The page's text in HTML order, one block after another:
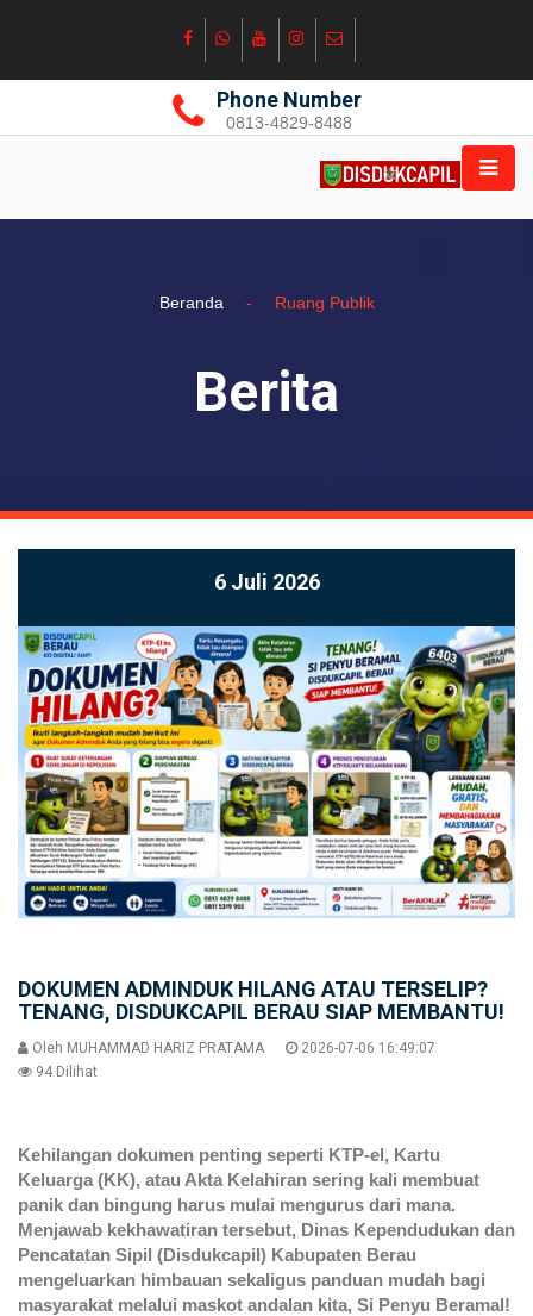
Phone Number
0813-4829-8488
Beranda - Ruang Publik
Berita
6 Juli 2026
DOKUMEN ADMINDUK HILANG ATAU TERSELIP?
TENANG, DISDUKCAPIL BERAU SIAP MEMBANTU!
Oleh MUHAMMAD HARIZ PRATAMA
2026-07-06 16:49:07
94 Dilihat
Kehilangan dokumen penting seperti KTP-el, Kartu
Keluarga (KK), atau Akta Kelahiran sering kali membuat
panik dan bingung harus mulai mengurus dari mana.
Menjawab kekhawatiran tersebut, Dinas Kependudukan dan
Pencatatan Sipil (Disdukcapil) Kabupaten Berau
mengeluarkan himbauan sekaligus panduan mudah bagi
masyarakat melalui maskot andalan kita, Si Penyu Beramal!